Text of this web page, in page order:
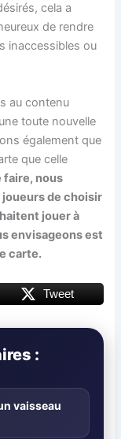
cela a
de rendre
inaccessibles ou
au contenu
toute nouvelle
également que
que celle
faire, nous
de choisir
jouer à
envisageons est
carte.
Tweet
:
vaisseau